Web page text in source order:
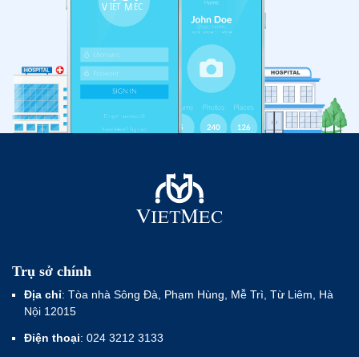
Trụ sở chính
Địa chỉ: Tòa nhà Sông Đà, Phạm Hùng, Mễ Trì, Từ Liêm, Hà
Nội 12015
Điện thoại: 024 3212 3133